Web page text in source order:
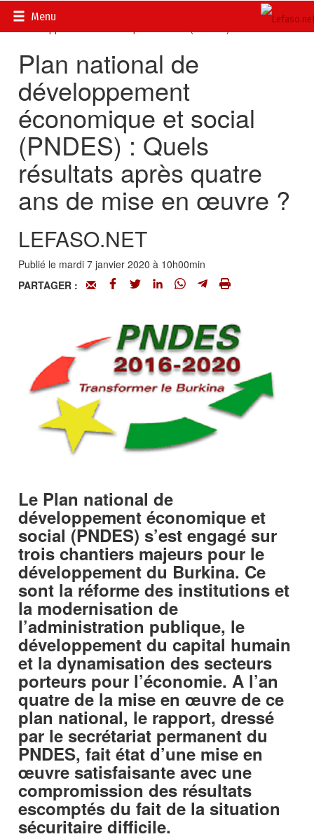
Menu
Accueil>
Plan national de
développement
économique et social
(PNDES) : Quels
résultats après quatre
ans de mise en œuvre ?
LEFASO.NET
Publié le mardi 7 janvier 2020 à 10h00min
PARTAGER :
Le Plan national de
développement économique et
social (PNDES) s’est engagé sur
trois chantiers majeurs pour le
développement du Burkina. Ce
sont la réforme des institutions et
la modernisation de
l’administration publique, le
développement du capital humain
et la dynamisation des secteurs
porteurs pour l’économie. A l’an
quatre de la mise en œuvre de ce
plan national, le rapport, dressé
par le secrétariat permanent du
PNDES, fait état d’une mise en
œuvre satisfaisante avec une
compromission des résultats
escomptés du fait de la situation
sécuritaire difficile.